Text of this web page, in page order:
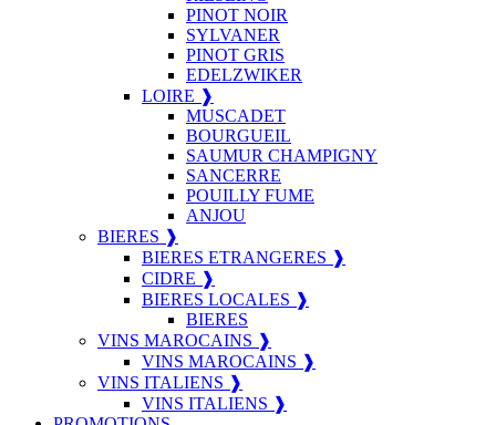
PINOT NOIR
SYLVANER
PINOT GRIS
EDELZWIKER
LOIRE ❱
MUSCADET
BOURGUEIL
SAUMUR CHAMPIGNY
SANCERRE
POUILLY FUME
ANJOU
BIERES ❱
BIERES ETRANGERES ❱
CIDRE ❱
BIERES LOCALES ❱
BIERES
VINS MAROCAINS ❱
VINS MAROCAINS ❱
VINS ITALIENS ❱
VINS ITALIENS ❱